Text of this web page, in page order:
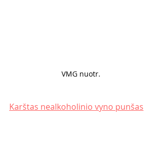
VMG nuotr.
Karštas nealkoholinio vyno punšas